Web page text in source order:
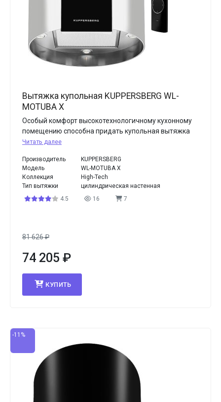
Вытяжка купольная KUPPERSBERG WL-
MOTUBA X
Особый комфорт высокотехнологичному кухонному
помещению способна придать купольная вытяжка
Читать далее
Производитель
KUPPERSBERG
Модель
WL-MOTUBA X
Коллекция
High-Tech
Тип вытяжки
цилиндрическая настенная
4.5
16 7
81 626₽
74 205 ₽
КУПИТЬ
-11%